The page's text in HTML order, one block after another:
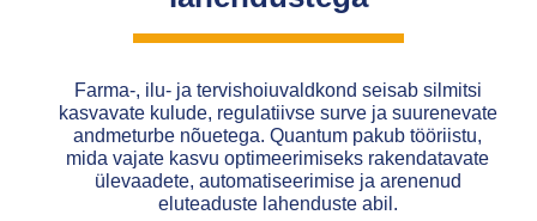
Farma-, ilu- ja tervishoiuvaldkond seisab silmitsi
kasvavate kulude, regulatiivse surve ja suurenevate
andmeturbe nõuetega. Quantum pakub tööriistu,
mida vajate kasvu optimeerimiseks rakendatavate
ülevaadete, automatiseerimise ja arenenud
eluteaduste lahenduste abil.